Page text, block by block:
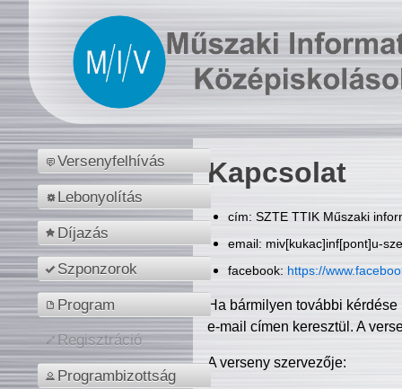
Versenyfelhívás
Lebonyolítás
Díjazás
Szponzorok
Program
Regisztráció
Programbizottság
Kapcsolat
cím: SZTE TTIK Műszaki
email: miv[kukac]inf[pont]u-
facebook: https://
Ha bármilyen további
e-mail címen keresztül. A
A verseny szervezője: